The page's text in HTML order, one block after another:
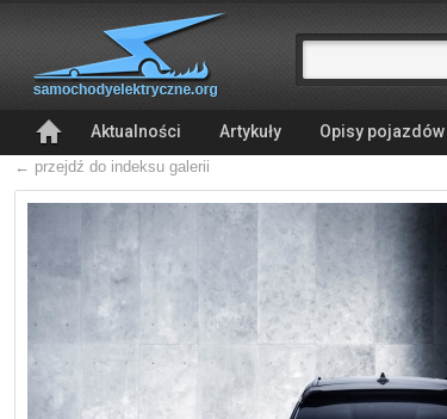
Aktualności Artykuły Opisy pojazdów
← przejdź do indeksu galerii